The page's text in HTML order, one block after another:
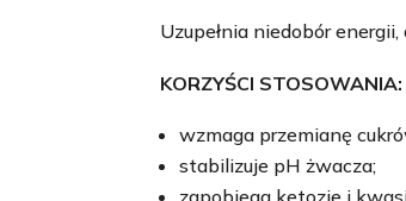
Uzupełnia niedobór
KORZYŚCI STOSOWANIA:
wzmaga przemianę
stabilizuje pH żwacza;
zapobiega ketozie i